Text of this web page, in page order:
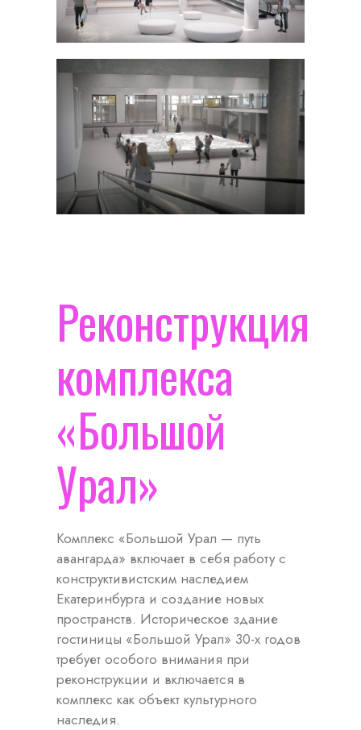
Реконструкция
комплекса
«Большой
Урал»
Комплекс «Большой Урал — путь
авангарда» включает в себя работу с
конструктивистским наследием
Екатеринбурга и создание новых
пространств. Историческое здание
гостиницы «Большой Урал» 30-х годов
требует особого внимания при
реконструкции и включается в
комплекс как объект культурного
наследия.